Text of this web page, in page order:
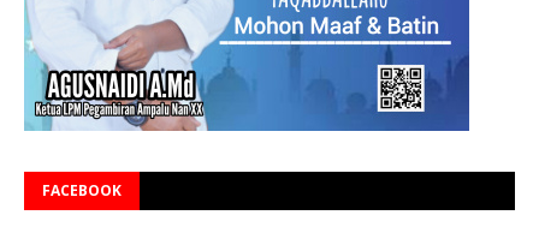
FACEBOOK